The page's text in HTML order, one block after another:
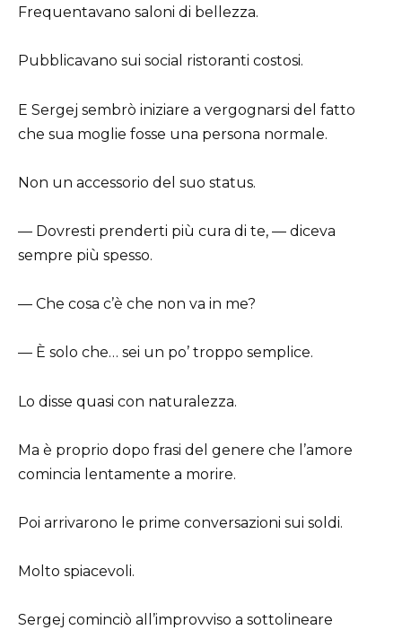
Frequentavano saloni di bellezza.
Pubblicavano sui social ristoranti costosi.
E Sergej sembrò iniziare a vergognarsi del fatto
che sua moglie fosse una persona normale.
Non un accessorio del suo status.
— Dovresti prenderti più cura di te, — diceva
sempre più spesso.
— Che cosa c’è che non va in me?
— È solo che… sei un po’ troppo semplice.
Lo disse quasi con naturalezza.
Ma è proprio dopo frasi del genere che l’amore
comincia lentamente a morire.
Poi arrivarono le prime conversazioni sui soldi.
Molto spiacevoli.
Sergej cominciò all’improvviso a sottolineare